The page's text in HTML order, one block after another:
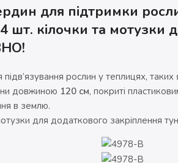
для підтримки
шт. кілочки та
рослин у теплицях, таких
довжиною 120 см, покриті
в землю.
для додаткового закріплення